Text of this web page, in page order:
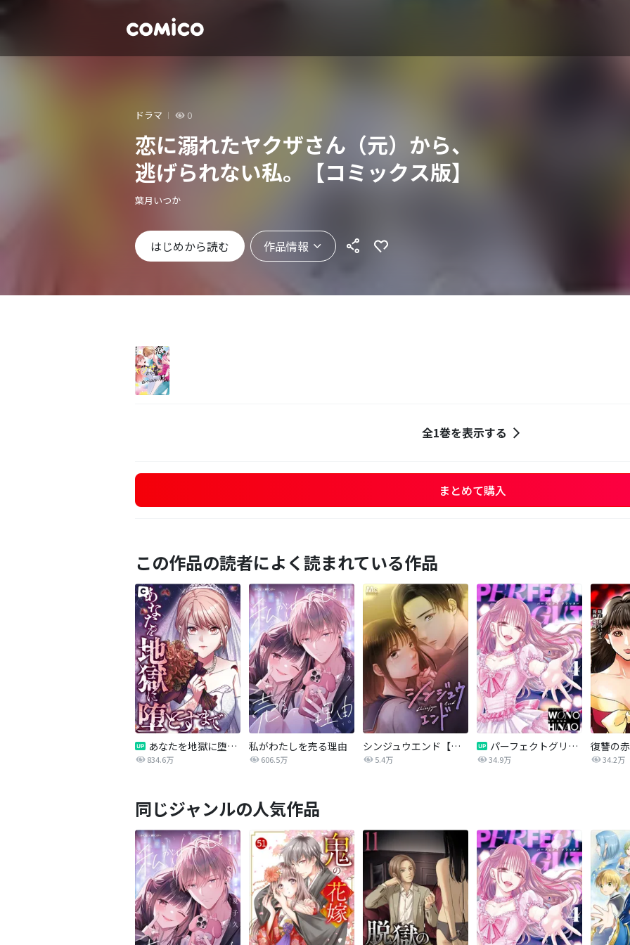
ドラマ 0
恋に溺れたヤクザさん（元）から、
逃げられない私。【コミックス版】
葉月いつか
はじめから読む 作品情報
全1巻を表示する
まとめて購入
この作品の読者によく読まれている作品
あなたを地獄に堕とすまで
834.6万
私がわたしを売る理由
606.5万
シンジュウエンド【タテヨミ】
5.4万
パーフェクトグリッター
34.9万 34.2万
同じジャンルの人気作品